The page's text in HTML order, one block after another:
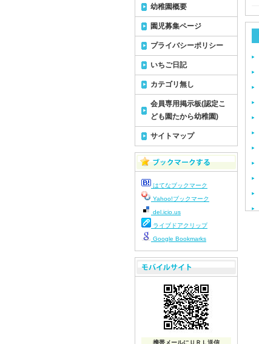
幼稚園概要
園児募集ページ
プライバシーポリシー
いちご日記
カテゴリ無し
会員専用掲示板(認定こ
ども園たから幼稚園)
サイトマップ
はてなブックマーク
Yahoo!ブックマーク
del.icio.us
ライブドアクリップ
Google Bookmarks
携帯メールにＵＲＬ送信